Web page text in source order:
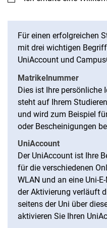
Für einen erfolgreichen
mit drei wichtigen
UniAccount und
Matrikelnummer
Dies ist Ihre persönliche
steht auf Ihrem
und wird zum Beispiel
oder Bescheinigungen
UniAccount
Der UniAccount ist Ihre
für die verschiedenen
WLAN und an eine Uni-
der Aktivierung verläuft
seitens der Uni über
aktivieren Sie Ihren